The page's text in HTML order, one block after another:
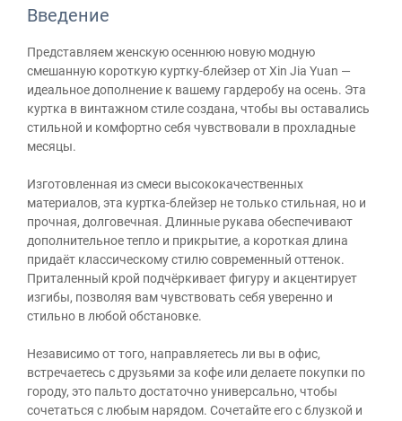
Введение
Представляем женскую осеннюю новую модную
смешанную короткую куртку-блейзер от Xin Jia Yuan —
идеальное дополнение к вашему гардеробу на осень. Эта
куртка в винтажном стиле создана, чтобы вы оставались
стильной и комфортно себя чувствовали в прохладные
месяцы.
Изготовленная из смеси высококачественных
материалов, эта куртка-блейзер не только стильная, но и
прочная, долговечная. Длинные рукава обеспечивают
дополнительное тепло и прикрытие, а короткая длина
придаёт классическому стилю современный оттенок.
Приталенный крой подчёркивает фигуру и акцентирует
изгибы, позволяя вам чувствовать себя уверенно и
стильно в любой обстановке.
Независимо от того, направляетесь ли вы в офис,
встречаетесь с друзьями за кофе или делаете покупки по
городу, это пальто достаточно универсально, чтобы
сочетаться с любым нарядом. Сочетайте его с блузкой и